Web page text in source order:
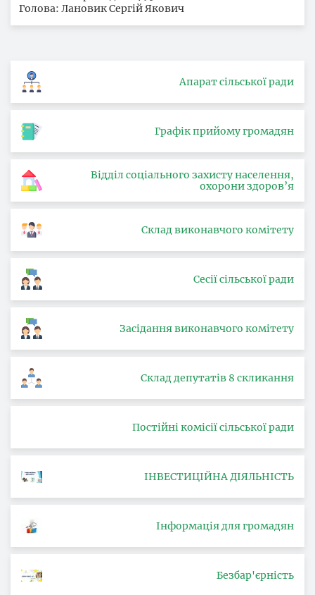
Голова: Лановик Сергій Якович
Апарат сільської ради
Графік прийому громадян
Відділ соціального захисту населення,
охорони здоров’я
Склад виконавчого комітету
Сесії сільської ради
Засідання виконавчого комітету
Склад депутатів 8 скликання
Постійні комісії сільської ради
ІНВЕСТИЦІЙНА ДІЯЛЬНІСТЬ
Інформація для громадян
Безбар'єрність